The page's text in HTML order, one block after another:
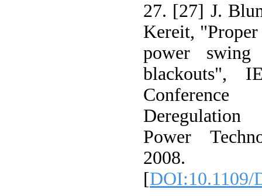
27. [27] J.
Kereit,
power
blackouts",
Power
2008.
[DOI:10.1109/